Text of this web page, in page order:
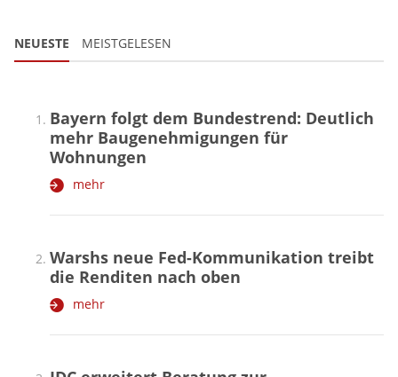
NEUESTE MEISTGELESEN
Bayern folgt dem Bundestrend: Deutlich
mehr Baugenehmigungen für
Wohnungen
mehr
Warshs neue Fed-Kommunikation treibt
die Renditen nach oben
mehr